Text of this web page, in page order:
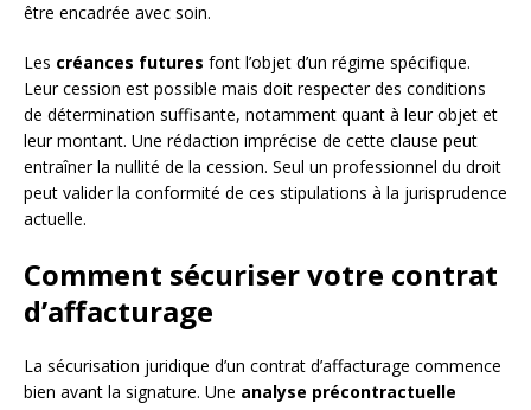
être encadrée avec soin.
Les créances futures font l’objet d’un régime spécifique.
Leur cession est possible mais doit respecter des conditions
de détermination suffisante, notamment quant à leur objet et
leur montant. Une rédaction imprécise de cette clause peut
entraîner la nullité de la cession. Seul un professionnel du droit
peut valider la conformité de ces stipulations à la jurisprudence
actuelle.
Comment sécuriser votre contrat
d’affacturage
La sécurisation juridique d’un contrat d’affacturage commence
bien avant la signature. Une analyse précontractuelle